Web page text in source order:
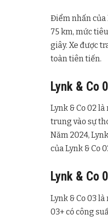
Điểm nhấn của
75 km, mức
giây. Xe được
toàn tiên tiến.
Lynk & Co
Lynk & Co 02
trung vào sự
Năm 2024,
của Lynk & Co
Lynk & Co
Lynk & Co 03
03+ có công